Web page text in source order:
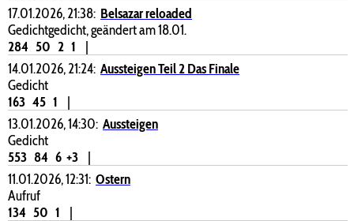
17.01.2026, 21:38: Belsazar reloaded
Gedichtgedicht, geändert am 18.01.
284 50 2 1
|
14.01.2026, 21:24: Aussteigen Teil 2 Das Finale
Gedicht
163 45 1
|
13.01.2026, 14:30: Aussteigen
Gedicht
553 84 6 +3
|
11.01.2026, 12:31: Ostern
Aufruf
134 50 1
|